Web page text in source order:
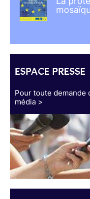
ESPACE PRESSE
Pour toute demande
média >